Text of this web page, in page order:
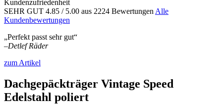
Kundenzufriedenheit
SEHR GUT 4.85 / 5.00 aus 2224 Bewertungen Alle
Kundenbewertungen
„Perfekt passt sehr gut“
–Detlef Räder
zum Artikel
Dachgepäckträger Vintage Speed
Edelstahl poliert